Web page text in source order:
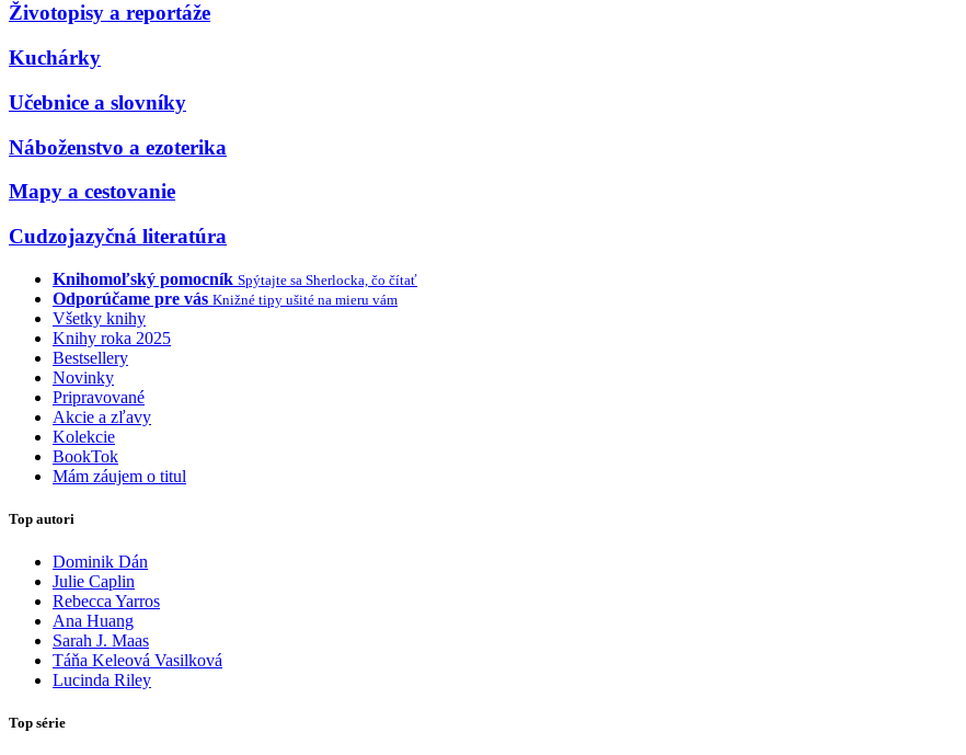
Životopisy a reportáže
Kuchárky
Učebnice a slovníky
Náboženstvo a ezoterika
Mapy a cestovanie
Cudzojazyčná literatúra
Knihomoľský pomocník Spýtajte sa Sherlocka, čo čítať
Odporúčame pre vás Knižné tipy ušité na mieru vám
Všetky knihy
Knihy roka 2025
Bestsellery
Novinky
Pripravované
Akcie a zľavy
Kolekcie
BookTok
Mám záujem o titul
Top autori
Dominik Dán
Julie Caplin
Rebecca Yarros
Ana Huang
Sarah J. Maas
Táňa Keleová Vasilková
Lucinda Riley
Top série